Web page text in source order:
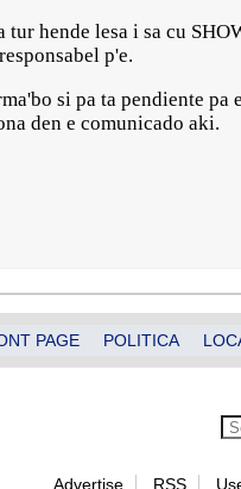
tur hende lesa i sa cu
p'e.
si pa ta pendiente
den e comunicado aki.
PAGE POLITICA
Advertise RSS